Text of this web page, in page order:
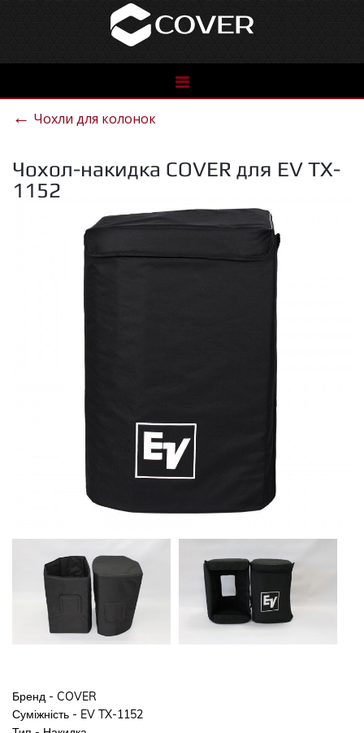
See
← Чохли для колонок
Чохол-накидка COVER для EV TX-
1152
Бренд - COVER
Суміжність - EV TX-1152